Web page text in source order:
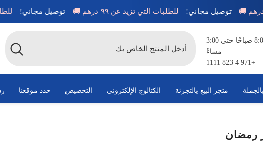
🚚 توصيل مجاني! للطلبات التي تزيد عن ٩٩ درهم 🚚 توصيل
متاح من الساعة 8:00 صباحًا حتى 3:00
مساءً
+971 4 823 1111
متجر البيع بالتجزئة الكتالوج الإلكتروني التخصيص حدد موقعنا
رمضان